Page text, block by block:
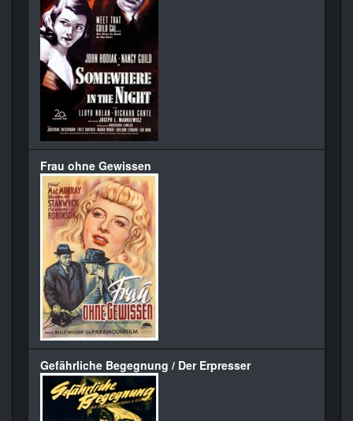
Frau ohne Gewissen
Gefährliche Begegnung / Der Erpresser